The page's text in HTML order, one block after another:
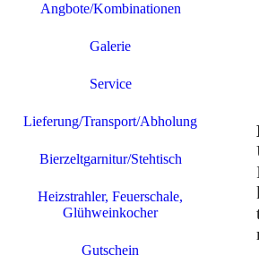
Angbote/Kombinationen
Galerie
Service
Lieferung/Transport/Abholung
Bierzeltgarnitur/Stehtisch
Heizstrahler, Feuerschale,
Glühweinkocher
Gutschein